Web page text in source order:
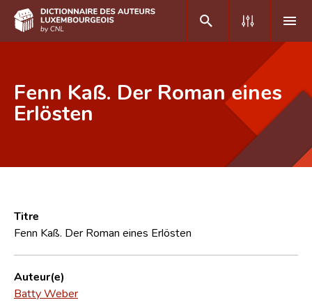
DE FR
Foire aux questions
CNL
Équipe scientifique
Contact
Fenn Kaß. Der Roman eines
Erlösten
Titre
Fenn Kaß. Der Roman eines Erlösten
Auteur(e)
Batty Weber